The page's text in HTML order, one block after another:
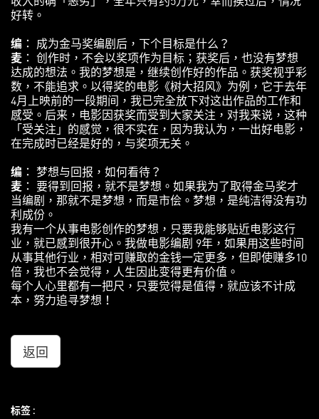
好转。
编 ： 成为金马奖编剧后，下个目标是什么？
麦 ： 创作时，不会以奖项作为目标；获奖后，也没有梦想
达成的想法。我的梦想是，继续创作好的作品。获奖视乎彩
数，不能追求。以得奖的电影《树大招风》为例，它于去年
4月上映前的一段期间，我已完全放下对这出作品的工作和
感受。后来，电影因获奖而受到大家关注，对我来说，这种
「受关注」的感觉，很不实在，因为我认为，一出好电影，
在完成时已经是好的，与奖项无关。
编 ： 梦想与回报，如何看待？
麦 ： 要得到回报，就不是梦想。如果我为了取得金马奖才
当编剧，那就不是梦想，而是市侩。梦想，是纯洁得没有功
利成份。
我有一个从事电影创作的梦想，只要我能够贴近电影这行
业，就已感到很开心。我做电影编剧 9年，如果用这些时间
从事其他行业，相对可赚取的金钱一定更多，但即使赚多10
倍，我也不会觉得，人生因此变得更有价值。
每个人心里都有一把尺，只要觉得是值得，就应该不计成
本，努力追寻梦想！
返回
标签 :